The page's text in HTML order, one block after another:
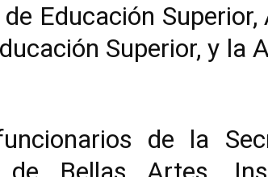
Educación
Superior, y la
de la